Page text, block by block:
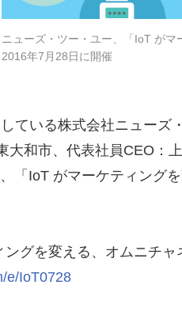
ニューズ・ツー・ユー、「IoT が
2016年7月28日に開催
ている株式会社ニューズ
大和市、代表社員CEO：
「IoT がマーケティング
グを変える、オムニチ
e/IoT0728